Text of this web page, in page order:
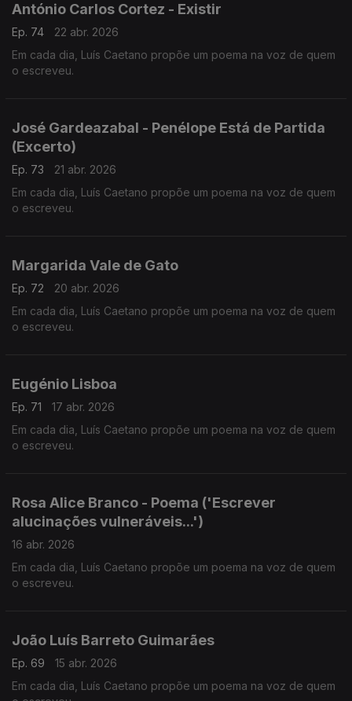
António Carlos Cortez - Existir
Ep. 74
22 abr. 2026
Em cada dia, Luís Caetano propõe um poema na voz de quem
o escreveu.
José Gardeazabal - Penélope Está de Partida
(Excerto)
Ep. 73
21 abr. 2026
Em cada dia, Luís Caetano propõe um poema na voz de quem
o escreveu.
Margarida Vale de Gato
Ep. 72
20 abr. 2026
Em cada dia, Luís Caetano propõe um poema na voz de quem
o escreveu.
Eugénio Lisboa
Ep. 71
17 abr. 2026
Em cada dia, Luís Caetano propõe um poema na voz de quem
o escreveu.
Rosa Alice Branco - Poema ('Escrever
alucinações vulneráveis...')
16 abr. 2026
Em cada dia, Luís Caetano propõe um poema na voz de quem
o escreveu.
João Luís Barreto Guimarães
Ep. 69
15 abr. 2026
Em cada dia, Luís Caetano propõe um poema na voz de quem